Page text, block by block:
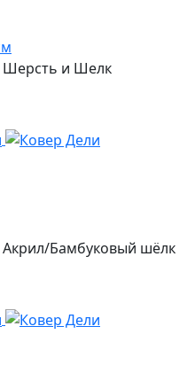
Шерсть и Шелк
Бамбуковый шёлк